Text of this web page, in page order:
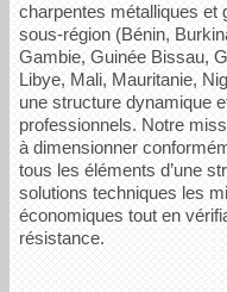
charpentes métalliques et
sous-région (Bénin,
Gambie, Guinée Bissau,
Libye, Mali, Mauritanie,
une structure dynamique
professionnels. Notre
à dimensionner
tous les éléments d’une
solutions techniques les
économiques tout en
résistance.